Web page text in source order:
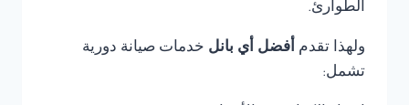
الطوارئ.
ولهذا تقدم أفضل أي بانل خدمات صيانة دورية
تشمل: